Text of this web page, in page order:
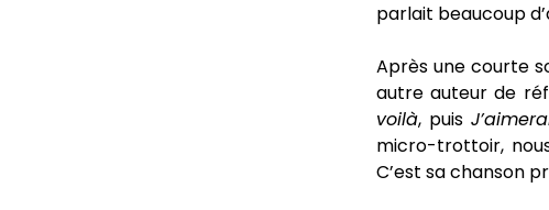
parlait beaucoup
Après une courte
autre auteur de
voilà, puis
micro-trottoir,
C’est sa chanson